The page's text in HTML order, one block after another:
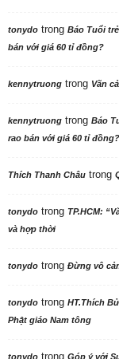
tonydo trong Báo Tuổi
bán với giá 60 tỉ đồng?
kennytruong trong Vãn
kennytruong trong Báo
rao bán với giá 60 tỉ đồng?
Thích Thanh Châu trong
tonydo trong TP.HCM:
và hợp thời
tonydo trong Đừng vô
tonydo trong HT.Thích
Phật giáo Nam tông
tonydo trong Góp ý với